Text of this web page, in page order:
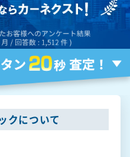
クについて